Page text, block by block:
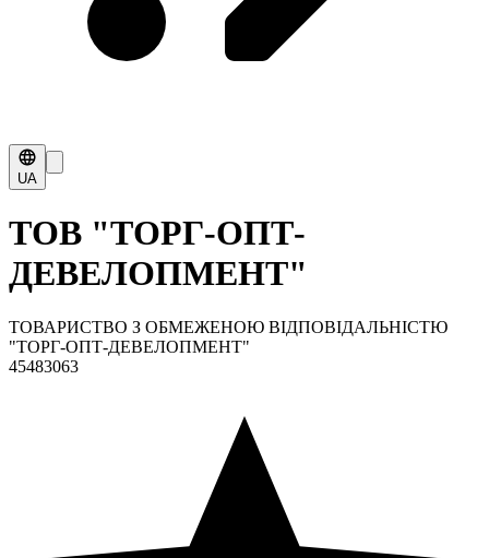
UA
ТОВ "ТОРГ-ОПТ-
ДЕВЕЛОПМЕНТ"
ТОВАРИСТВО З ОБМЕЖЕНОЮ ВІДПОВІДАЛЬНІСТЮ
"ТОРГ-ОПТ-ДЕВЕЛОПМЕНТ"
45483063